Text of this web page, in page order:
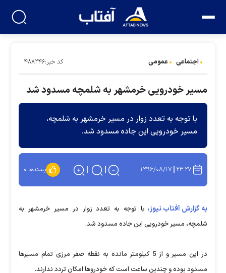
اجتماعی عمومی کد خبر:۴۸۸۲۴۶
مسیر خودرویی خرمشهر به شلمچه مسدود شد
با توجه به تعدد زوار در مسیر خرمشهر به شلمچه،
مسیر خودرویی این جاده مسدود شد.
۲۳:۲۷ ۱۳۹۶/۰۸/۱۷ پسندها:۰
به گزارش آفتاب نیوز، با توجه به تعدد زوار در مسیر خرمشهر به
شلمچه، مسیر خودرویی این جاده مسدود شد.
در این مسیر و از 5 کیلومتر مانده به نقطه صفر مرزی تمام مسیرها
مسدود بوده و چندین ساعت است که خودروها امکان تردد ندارند.